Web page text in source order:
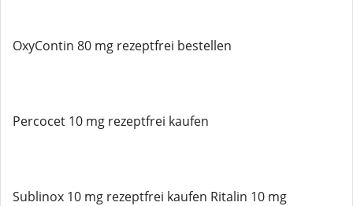
OxyContin 80 mg rezeptfrei bestellen
Percocet 10 mg rezeptfrei kaufen
Sublinox 10 mg rezeptfrei kaufen Ritalin 10 mg